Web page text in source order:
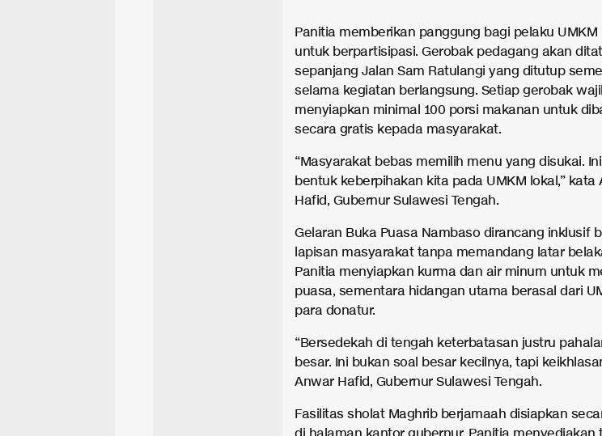
Panitia memberikan panggung bagi pelaku UMKM
untuk berpartisipasi. Gerobak pedagang akan
sepanjang Jalan Sam Ratulangi yang ditutup
selama kegiatan berlangsung. Setiap gerobak
menyiapkan minimal 100 porsi makanan untuk
secara gratis kepada masyarakat.
“Masyarakat bebas memilih menu yang disukai.
bentuk keberpihakan kita pada UMKM lokal,” kata
Hafid, Gubernur Sulawesi Tengah.
Gelaran Buka Puasa Nambaso dirancang inklusif
lapisan masyarakat tanpa memandang latar
Panitia menyiapkan kurma dan air minum untuk
puasa, sementara hidangan utama berasal dari
para donatur.
“Bersedekah di tengah keterbatasan justru
besar. Ini bukan soal besar kecilnya, tapi
Anwar Hafid, Gubernur Sulawesi Tengah.
Fasilitas sholat Maghrib berjamaah disiapkan